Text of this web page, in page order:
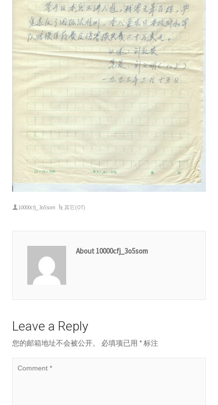
10000cfj_3o5som 其它(OT)
About 10000cfj_3o5som
Leave a Reply
您的邮箱地址不会被公开。 必填项已用 *标注